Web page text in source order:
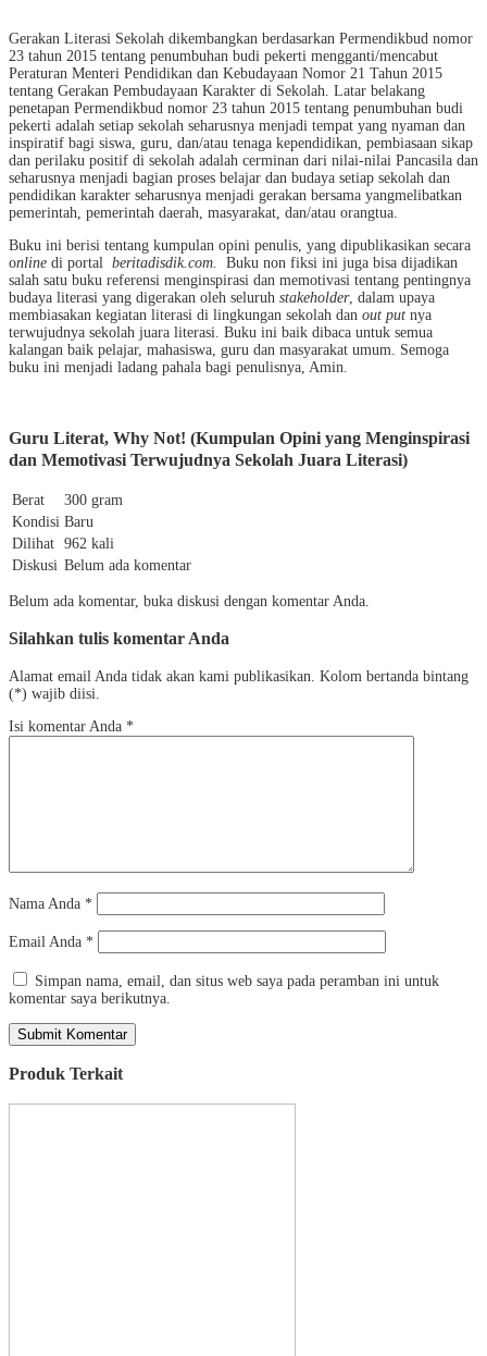
Gerakan Literasi Sekolah dikembangkan berdasarkan Permendikbud nomor
23 tahun 2015 tentang penumbuhan budi pekerti mengganti/mencabut
Peraturan Menteri Pendidikan dan Kebudayaan Nomor 21 Tahun 2015
tentang Gerakan Pembudayaan Karakter di Sekolah. Latar belakang
penetapan Permendikbud nomor 23 tahun 2015 tentang penumbuhan budi
pekerti adalah setiap sekolah seharusnya menjadi tempat yang nyaman dan
inspiratif bagi siswa, guru, dan/atau tenaga kependidikan, pembiasaan sikap
dan perilaku positif di sekolah adalah cerminan dari nilai-nilai Pancasila dan
seharusnya menjadi bagian proses belajar dan budaya setiap sekolah dan
pendidikan karakter seharusnya menjadi gerakan bersama yangmelibatkan
pemerintah, pemerintah daerah, masyarakat, dan/atau orangtua.
Buku ini berisi tentang kumpulan opini penulis, yang dipublikasikan secara
online di portal beritadisdik.com.
Buku non fiksi ini juga bisa dijadikan
salah satu buku referensi menginspirasi dan memotivasi tentang pentingnya
budaya literasi yang digerakan oleh seluruh stakeholder, dalam upaya
membiasakan kegiatan literasi di lingkungan sekolah dan out put nya
terwujudnya sekolah juara literasi. Buku ini baik dibaca untuk semua
kalangan baik pelajar, mahasiswa, guru dan masyarakat umum. Semoga
buku ini menjadi ladang pahala bagi penulisnya, Amin.
Guru Literat, Why Not! (Kumpulan Opini yang Menginspirasi
dan Memotivasi Terwujudnya Sekolah Juara Literasi)
Berat
300 gram
Kondisi Baru
Dilihat 962 kali
Diskusi Belum ada komentar
Belum ada komentar, buka diskusi dengan komentar Anda.
Silahkan tulis komentar Anda
Alamat email Anda tidak akan kami publikasikan. Kolom bertanda bintang
(*) wajib diisi.
Isi komentar Anda *
Nama Anda *
Email Anda *
Simpan nama, email, dan situs web saya pada peramban ini untuk
komentar saya berikutnya.
Produk Terkait